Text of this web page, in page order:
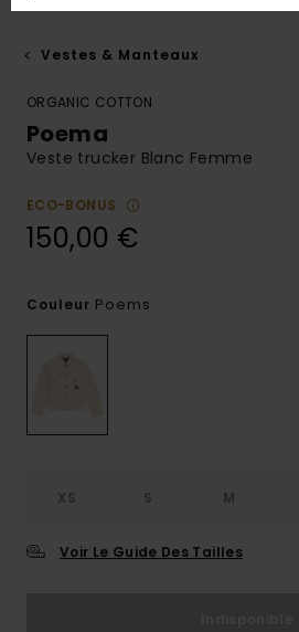
Vestes & Manteaux
ORGANIC COTTON
Poema
Veste trucker Blanc Femme
ECO-BONUS
150,00 €
Couleur Poems
XS S M
Voir Le Guide Des Tailles